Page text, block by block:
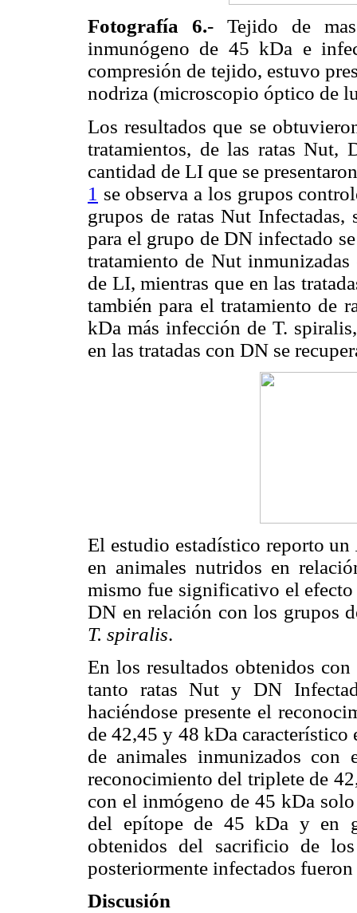
Fotografía 6.- Tejido de
inmunógeno de 45 kDa e
compresión de tejido, estuvo
nodriza (microscopio óptico de
Los resultados que se
tratamientos, de las ratas Nut,
cantidad de LI que se
1 se observa a los grupos
grupos de ratas Nut
para el grupo de DN infectado
tratamiento de Nut
de LI, mientras que en las
también para el tratamiento de
kDa más infección de T.
en las tratadas con DN se
El estudio estadístico reporto un
en animales nutridos en
mismo fue significativo el
DN en relación con los grupos
T. spiralis.
En los resultados obtenidos
tanto ratas Nut y DN
haciéndose presente el
de 42,45 y 48 kDa
de animales inmunizados
reconocimiento del triplete de
con el inmógeno de 45 kDa
del epítope de 45 kDa y en
obtenidos del sacrificio de
posteriormente infectados
Discusión